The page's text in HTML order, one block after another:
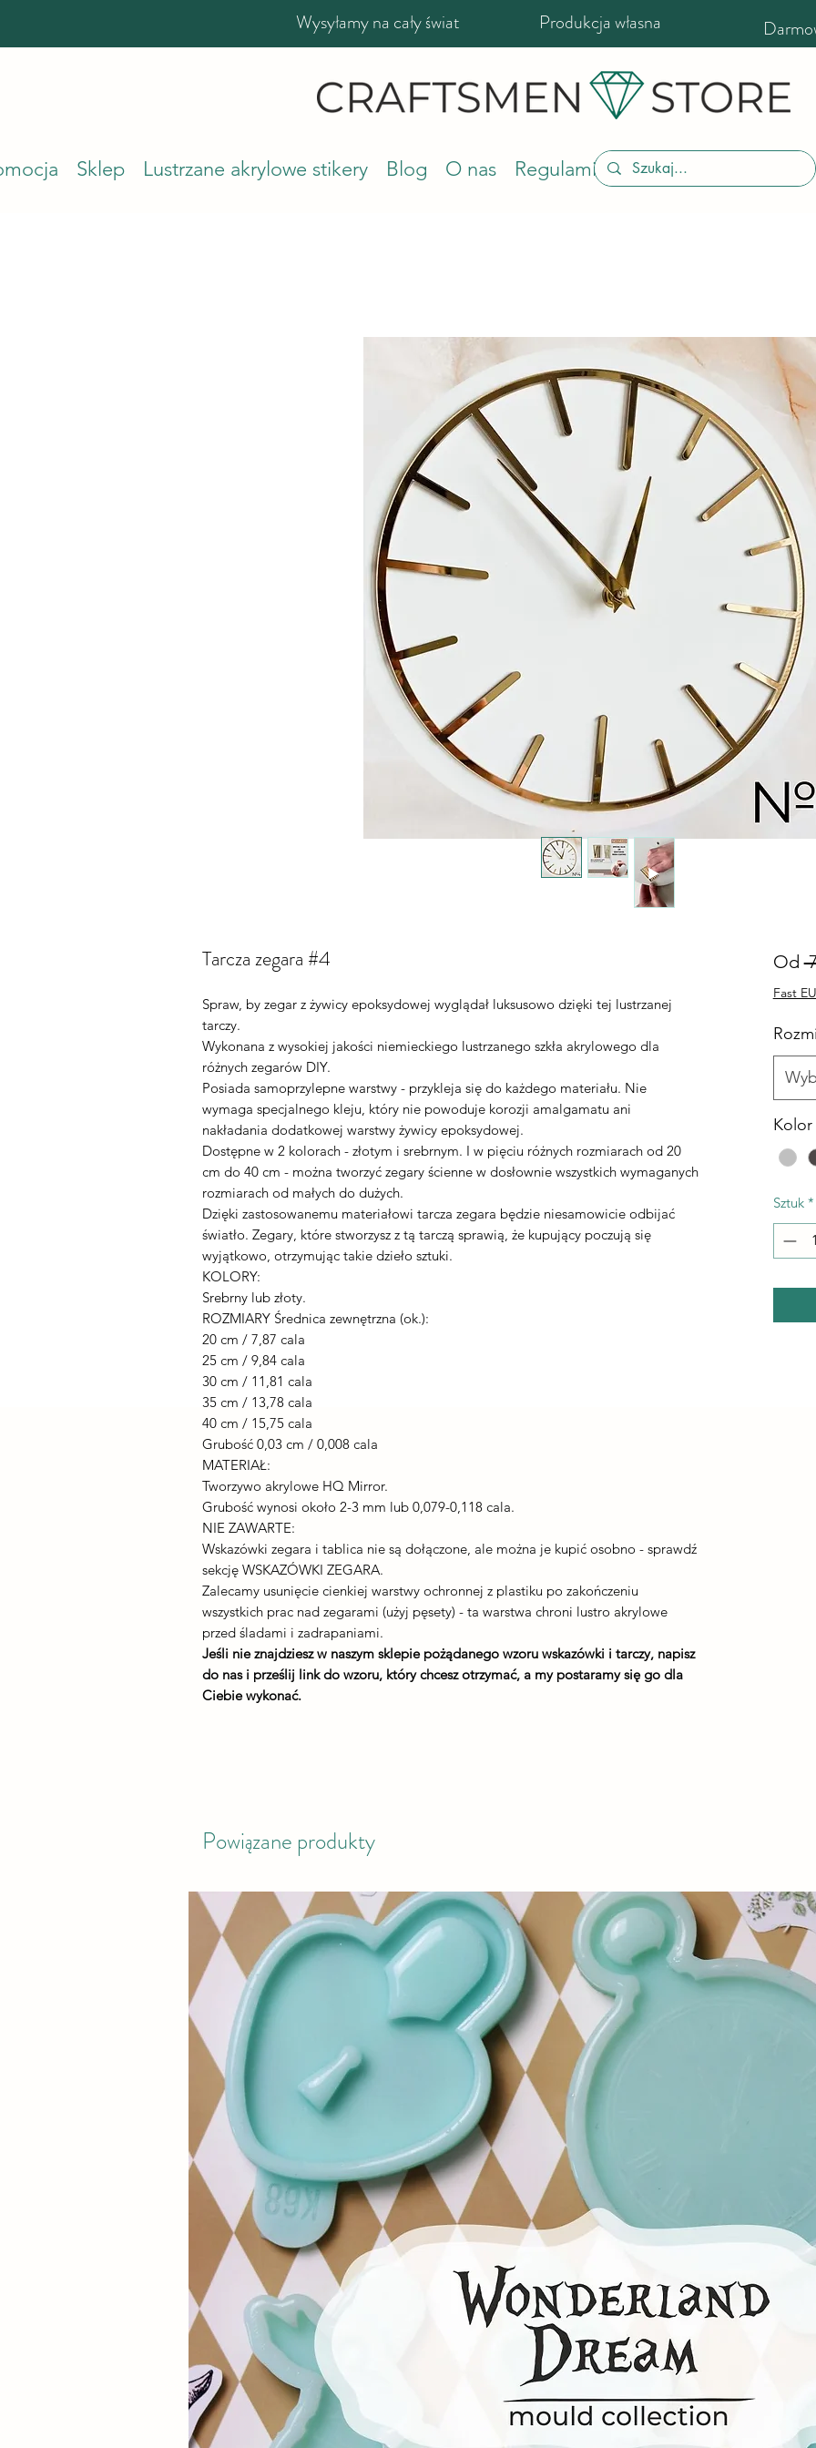
Wysyłamy na cały świat Produkcja własna
Sklep Lustrzane akrylowe stikery Blog O nas Regulamin sklepu
Tarcza zegara #4
Spraw, by zegar z żywicy epoksydowej wyglądał luksusowo dzięki tej lustrzanej
tarczy.
Wykonana z wysokiej jakości niemieckiego lustrzanego szkła akrylowego dla
różnych zegarów DIY.
Posiada samoprzylepne warstwy - przykleja się do każdego materiału. Nie
wymaga specjalnego kleju, który nie powoduje korozji amalgamatu ani
nakładania dodatkowej warstwy żywicy epoksydowej.
Dostępne w 2 kolorach - złotym i srebrnym. I w pięciu różnych rozmiarach od 20
cm do 40 cm - można tworzyć zegary ścienne w dosłownie wszystkich wymaganych
rozmiarach od małych do dużych.
Dzięki zastosowanemu materiałowi tarcza zegara będzie niesamowicie odbijać
światło. Zegary, które stworzysz z tą tarczą sprawią, że kupujący poczują się
wyjątkowo, otrzymując takie dzieło sztuki.
KOLORY:
Srebrny lub złoty.
ROZMIARY Średnica zewnętrzna (ok.):
20 cm / 7,87 cala
25 cm / 9,84 cala
30 cm / 11,81 cala
35 cm / 13,78 cala
40 cm / 15,75 cala
Grubość 0,03 cm / 0,008 cala
MATERIAŁ:
Tworzywo akrylowe HQ Mirror.
Grubość wynosi około 2-3 mm lub 0,079-0,118 cala.
NIE ZAWARTE:
Wskazówki zegara i tablica nie są dołączone, ale można je kupić osobno - sprawdź
sekcję WSKAZÓWKI ZEGARA.
Zalecamy usunięcie cienkiej warstwy ochronnej z plastiku po zakończeniu
wszystkich prac nad zegarami (użyj pęsety) - ta warstwa chroni lustro akrylowe
przed śladami i zadrapaniami.
Jeśli nie znajdziesz w naszym sklepie pożądanego wzoru wskazówki i tarczy, napisz
do nas i prześlij link do wzoru, który chcesz otrzymać, a my postaramy się go dla
Ciebie wykonać.
Od
Fast
Kolor
Sztuk *
Powiązane produkty